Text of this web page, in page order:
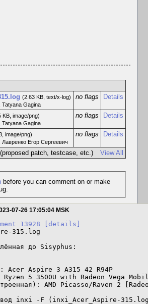
(2.63 KB, text/x-log)
Tatyana Gagina
no flags Details
KB, image/png)
Tatyana Gagina
no flags Details
image/png)
Лавренко Егор Сергеевич
no flags Details
View All
patch, testcase, etc.)
before you can comment on or make
07-26 17:05:04 MSK
13928
[details]
315.log
до Sisyphus:
Acer Aspire 3 A315 42 R94P
Ryzen 5 3500U with Radeon Vega
AMD Picasso/Raven 2
inxi -F (inxi_Acer_Aspire-